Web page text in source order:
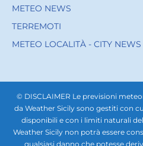
METEO NEWS
TERREMOTI
METEO LOCALITÀ - CITY NEWS
© DISCLAIMER Le previsioni
da Weather Sicily sono gestiti con
disponibili e con i limiti naturali
Weather Sicily non potrà essere
qualsiasi danno che potesse